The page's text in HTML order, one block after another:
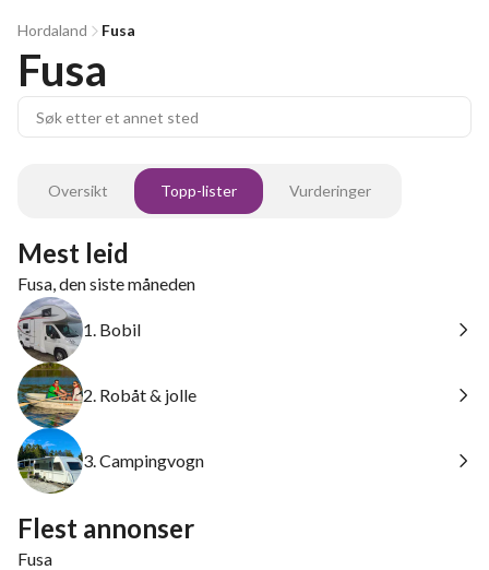
Hordaland Fusa
Fusa
Oversikt Topp-lister Vurderinger
Mest leid
Fusa, den siste måneden
1. Bobil
2. Robåt & jolle
3. Campingvogn
Flest annonser
Fusa